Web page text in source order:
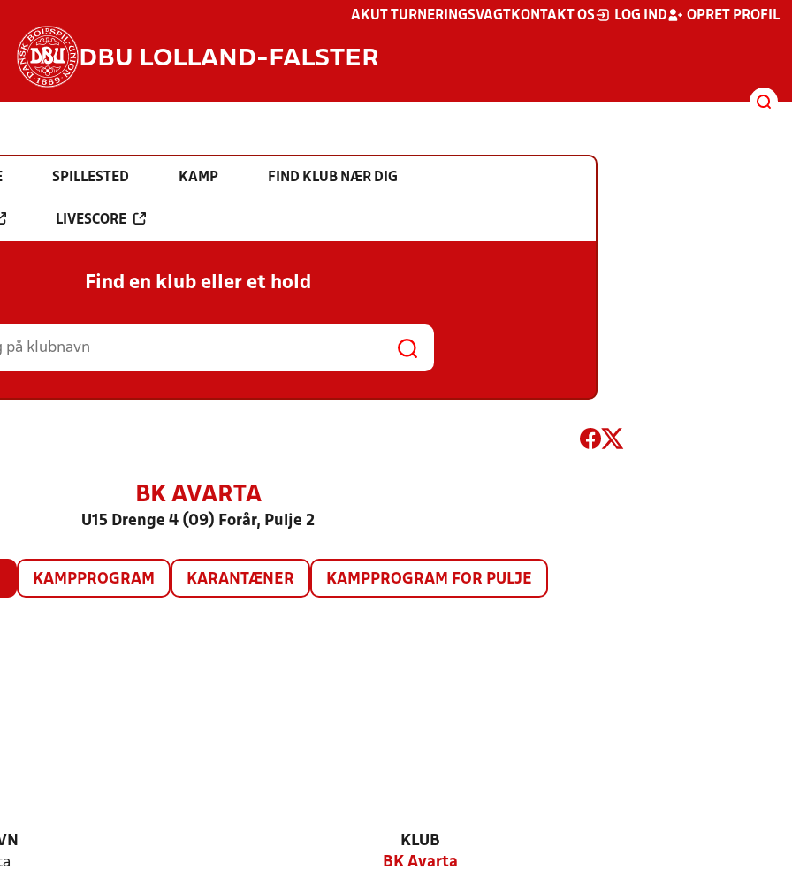
AKUT TURNERINGSVAGT KONTAKT OS LOG IND OPRET PROFIL
DBU LOLLAND-FALSTER
SPILLESTED KAMP FIND KLUB NÆR DIG
LIVESCORE
Find en klub eller et hold
BK AVARTA
U15 Drenge 4 (09) Forår, Pulje 2
KAMPPROGRAM KARANTÆNER KAMPPROGRAM FOR PULJE
KLUB
BK Avarta